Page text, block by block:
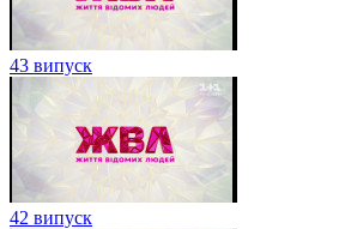
43 випуск
42 випуск